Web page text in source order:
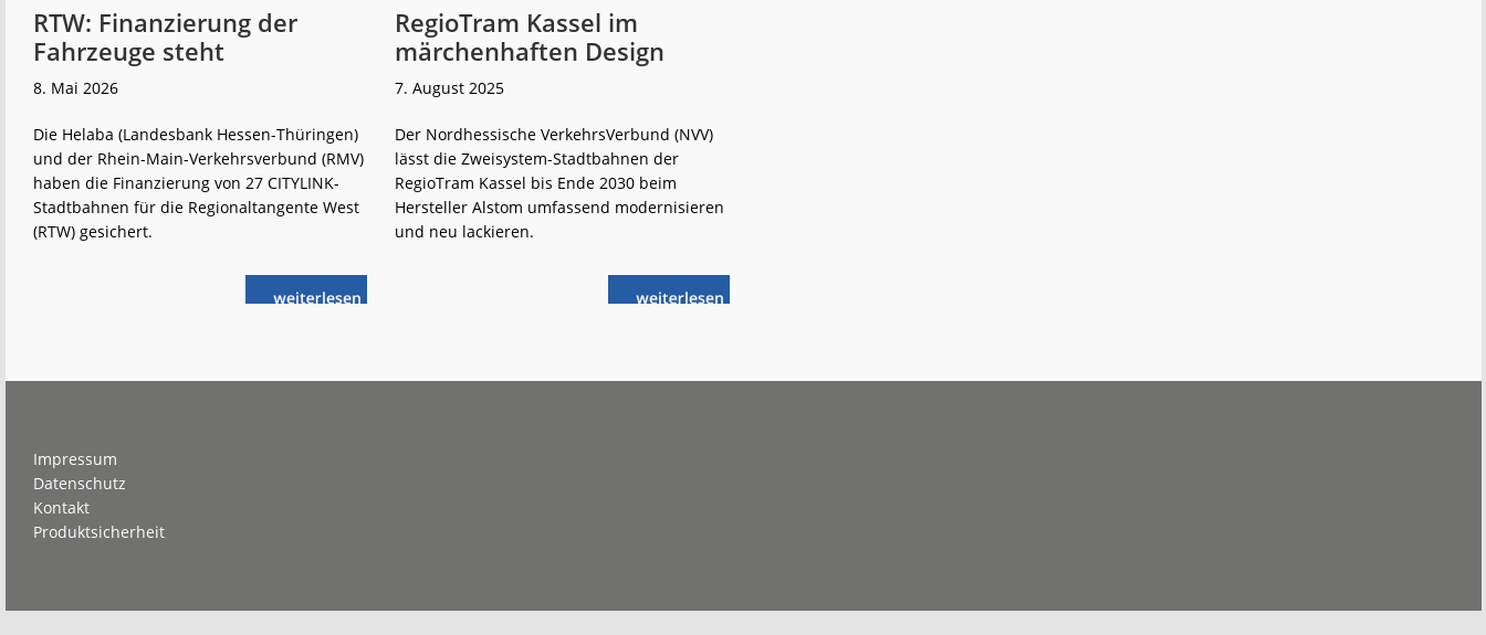
RTW: Finanzierung der
Fahrzeuge steht
8. Mai 2026
Die Helaba (Landesbank Hessen-Thüringen)
und der Rhein-Main-Verkehrsverbund (RMV)
haben die Finanzierung von 27 CITYLINK-
Stadtbahnen für die Regionaltangente West
(RTW) gesichert.
weiterlese
nRTW:
RegioTram Kassel im
märchenhaften Design
7. August 2025
Der Nordhessische VerkehrsVerbund (NVV)
lässt die Zweisystem-Stadtbahnen der
RegioTram Kassel bis Ende 2030 beim
Hersteller Alstom umfassend modernisieren
und neu lackieren.
weiterlese
nRegioTram
Impressum
Datenschutz
Kontakt
Produktsicherheit